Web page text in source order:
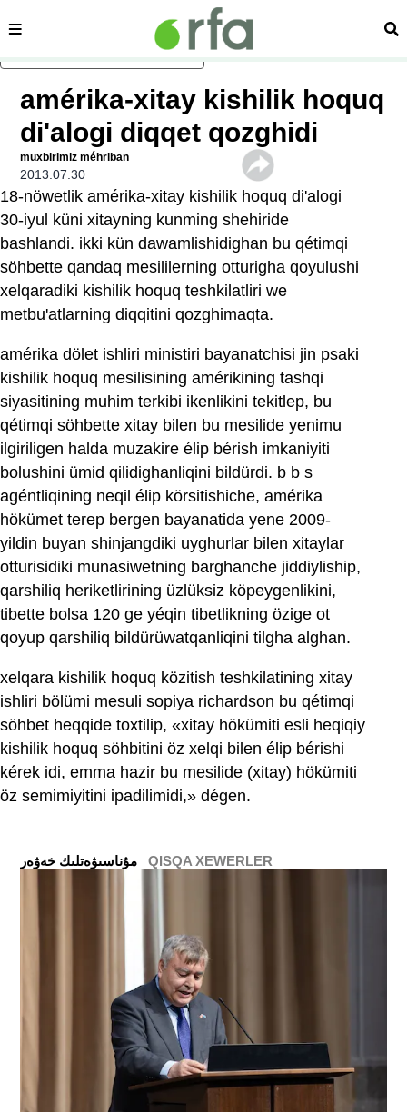
asasliq mezmungha atlang
sehipe
amérika-xitay kishilik hoquq
di'alogi diqqet qozghidi
muxbirimiz méhriban
2013.07.30
18-nöwetlik amérika-xitay kishilik hoquq di'alogi
30-iyul küni xitayning kunming shehiride
bashlandi. ikki kün dawamlishidighan bu qétimqi
söhbette qandaq mesililerning otturigha qoyulushi
xelqaradiki kishilik hoquq teshkilatliri we
metbu'atlarning diqqitini qozghimaqta.
amérika dölet ishliri ministiri bayanatchisi jin psaki
kishilik hoquq mesilisining amérikining tashqi
siyasitining muhim terkibi ikenlikini tekitlep, bu
qétimqi söhbette xitay bilen bu mesilide yenimu
ilgiriligen halda muzakire élip bérish imkaniyiti
bolushini ümid qilidighanliqini bildürdi. b b s
agéntliqining neqil élip körsitishiche, amérika
hökümet terep bergen bayanatida yene 2009-
yildin buyan shinjangdiki uyghurlar bilen xitaylar
otturisidiki munasiwetning barghanche jiddiyliship,
qarshiliq heriketlirining üzlüksiz köpeygenlikini,
tibette bolsa 120 ge yéqin tibetlikning özige ot
qoyup qarshiliq bildürüwatqanliqini tilgha alghan.
xelqara kishilik hoquq közitish teshkilatining xitay
ishliri bölümi mesuli sopiya richardson bu qétimqi
söhbet heqqide toxtilip, «xitay hökümiti esli heqiqiy
kishilik hoquq söhbitini öz xelqi bilen élip bérishi
kérek idi, emma hazir bu mesilide (xitay) hökümiti
öz semimiyitini ipadilimidi,» dégen.
QISQA XEWERLER